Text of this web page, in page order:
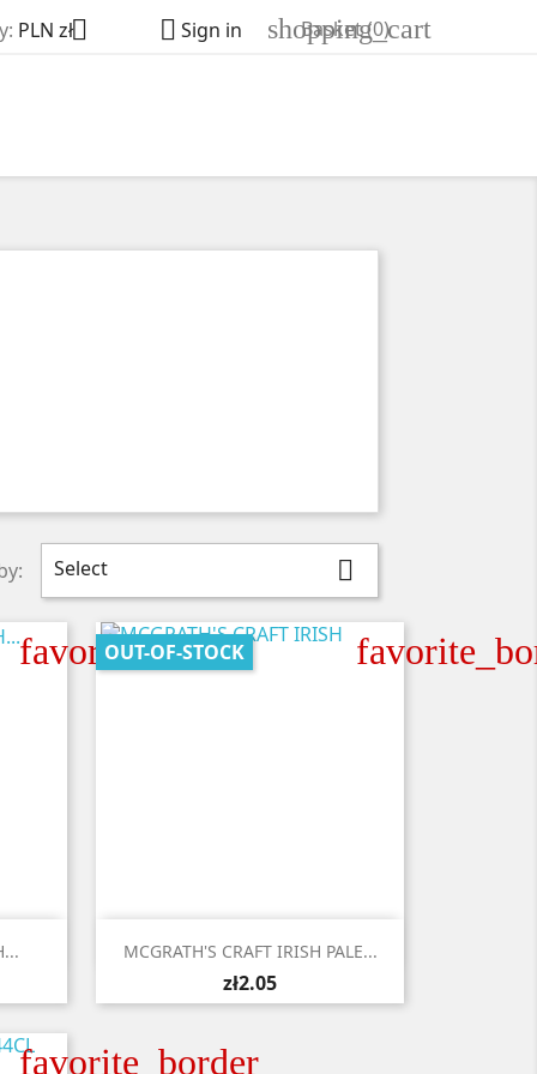
PLN zł  Sign in shopping_cart
Basket(0)
Select 
favorite_border
 Quick view
MCGRATH'S CRAFT IRISH PALE...
zł2.05
OUT-OF-STOCK
favorite_border